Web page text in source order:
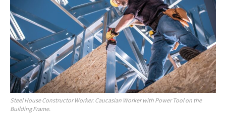
Steel House Constructor Worker. Caucasian Worker with Power Tool on the
Building Frame.